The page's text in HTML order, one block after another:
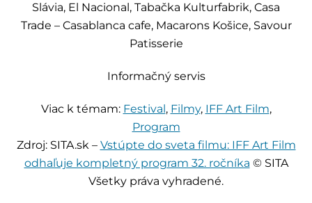
Slávia, El Nacional, Tabačka Kulturfabrik, Casa
Trade – Casablanca cafe, Macarons Košice, Savour
Patisserie
Informačný servis
Viac k témam: Festival, Filmy, IFF Art Film,
Program
Zdroj: SITA.sk – Vstúpte do sveta filmu: IFF Art Film
odhaľuje kompletný program 32. ročníka © SITA
Všetky práva vyhradené.